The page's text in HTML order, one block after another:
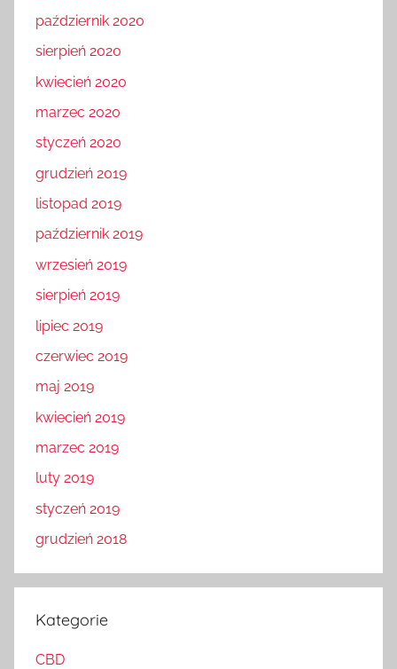
październik 2020
sierpień 2020
kwiecień 2020
marzec 2020
styczeń 2020
grudzień 2019
listopad 2019
październik 2019
wrzesień 2019
sierpień 2019
lipiec 2019
czerwiec 2019
maj 2019
kwiecień 2019
marzec 2019
luty 2019
styczeń 2019
grudzień 2018
Kategorie
CBD